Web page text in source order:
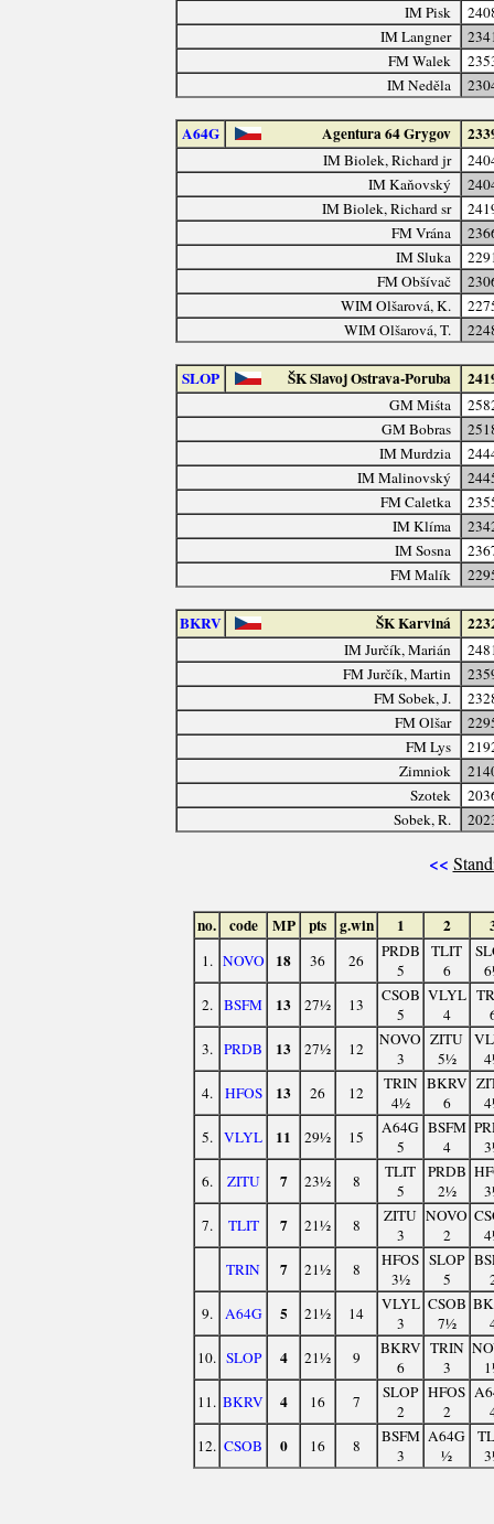
IM Pisk
IM Langner
FM Walek
IM Neděla
A64G Agentura 64 Grygov
IM Biolek, Richard jr
IM Kaňovský
IM Biolek, Richard sr
FM Vrána
IM Sluka
FM Obšívač
WIM Olšarová, K.
WIM Olšarová, T.
SLOP ŠK Slavoj Ostrava-Poruba
GM Miśta
GM Bobras
IM Murdzia
IM Malinovský
FM Caletka
IM Klíma
IM Sosna
FM Malík
BKRV ŠK Karviná
IM Jurčík, Marián
FM Jurčík, Martin
FM Sobek, J.
FM Olšar
FM Lys
Zimniok
Szotek
Sobek, R.
<<
no. code MP pts g.win 1 2
1. NOVO 18 36 26
PRDB
5
TLIT
6
2. BSFM 13 27½ 13
CSOB
5
VLYL
4
3. PRDB 13 27½ 12
NOVO
3
ZITU
5½
4.
HFOS 13 26 12
TRIN
4½
BKRV
6
5. VLYL 11 29½ 15
A64G
5
BSFM
4
6.
ZITU 7 23½ 8
TLIT
5
PRDB
2½
7.
TLIT 7 21½ 8
ZITU
3
NOVO
2
TRIN
7 21½ 8
HFOS
3½
SLOP
5
9.
A64G 5 21½ 14
VLYL
3
CSOB
7½
10. SLOP 4 21½ 9
BKRV
6
TRIN
3
11. BKRV 4 16 7
SLOP
2
HFOS
2
12. CSOB 0 16 8
BSFM
3
A64G
½